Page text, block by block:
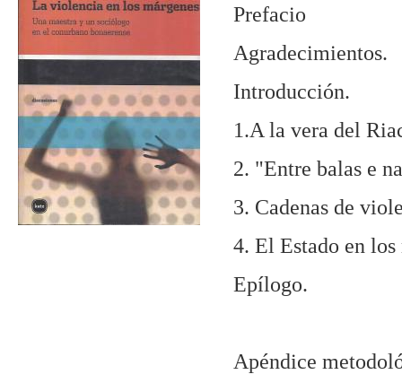
Prefacio
Agradecimientos.
Introducción.
1.A la vera del
2. "Entre balas e
3. Cadenas de
4. El Estado en los
Epílogo.
Apéndice